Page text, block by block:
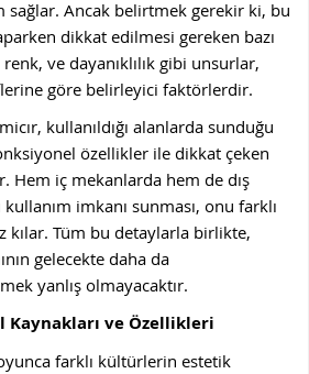
Ancak belirtmek gerekir ki, bu
dikkat edilmesi gereken bazı
ve dayanıklılık gibi unsurlar,
göre belirleyici faktörlerdir.
kullanıldığı alanlarda sunduğu
özellikler ile dikkat çeken
Hem iç mekanlarda hem de dış
imkanı sunması, onu farklı
kılar. Tüm bu detaylarla birlikte,
gelecekte daha da
yanlış olmayacaktır.
Kaynakları ve Özellikleri
farklı kültürlerin estetik